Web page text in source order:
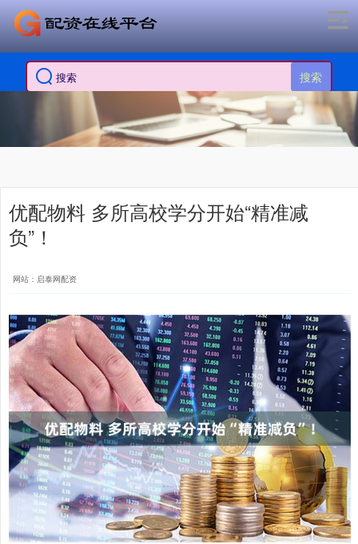
搜索
优配物料 多所高校学分开始“精准减
负”！
网站：启泰网配资